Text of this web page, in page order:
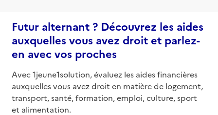
Futur alternant ? Découvrez les aides
auxquelles vous avez droit et parlez-
en avec vos proches
Avec 1jeune1solution, évaluez les aides financières
auxquelles vous avez droit en matière de logement,
transport, santé, formation, emploi, culture, sport
et alimentation.